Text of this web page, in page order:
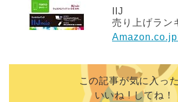
IIJ
売り上げラン
Amazon.co.jp
この記事が気に入っ
いいね ! してね！